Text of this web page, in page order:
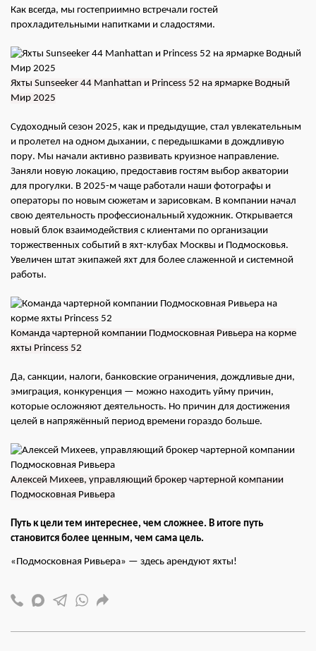
Как всегда, мы гостеприимно встречали гостей
прохладительными напитками и сладостями.
Яхты Sunseeker 44 Manhattan и Princess 52 на ярмарке Водный
Мир 2025
Судоходный сезон 2025, как и предыдущие, стал увлекательным
и пролетел на одном дыхании, с передышками в дождливую
пору. Мы начали активно развивать круизное направление.
Заняли новую локацию, предоставив гостям выбор акватории
для прогулки. В 2025-м чаще работали наши фотографы и
операторы по новым сюжетам и зарисовкам. В компании начал
свою деятельность профессиональный художник. Открывается
новый блок взаимодействия с клиентами по организации
торжественных событий в яхт-клубах Москвы и Подмосковья.
Увеличен штат экипажей яхт для более слаженной и системной
работы.
Команда чартерной компании Подмосковная Ривьера на корме
яхты Princess 52
Да, санкции, налоги, банковские ограничения, дождливые дни,
эмиграция, конкуренция — можно находить уйму причин,
которые осложняют деятельность. Но причин для достижения
целей в напряжённый период времени гораздо больше.
Алексей Михеев, управляющий брокер чартерной компании
Подмосковная Ривьера
Путь к цели тем интереснее, чем сложнее. В итоге путь
становится более ценным, чем сама цель.
«Подмосковная Ривьера» — здесь арендуют яхты!